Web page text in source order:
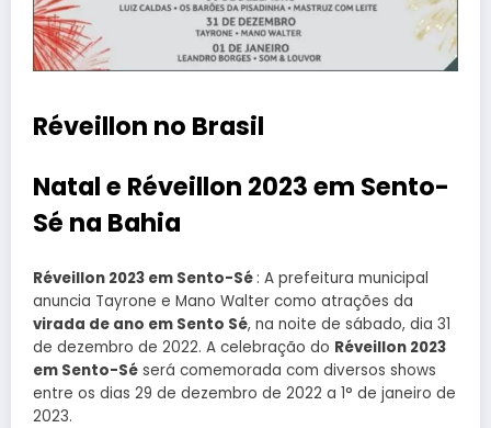
Réveillon no Brasil
Natal e Réveillon 2023 em Sento-
Sé na Bahia
Réveillon 2023 em Sento-Sé : A prefeitura municipal
anuncia Tayrone e Mano Walter como atrações da
virada de ano em Sento Sé, na noite de sábado, dia 31
de dezembro de 2022. A celebração do Réveillon 2023
em Sento-Sé será comemorada com diversos shows
entre os dias 29 de dezembro de 2022 a 1° de janeiro de
2023.